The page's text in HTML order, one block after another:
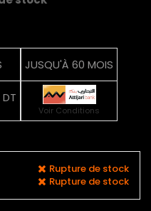
JUSQU'À 60 MOIS
Voir Conditions
Rupture de stock
Rupture de stock